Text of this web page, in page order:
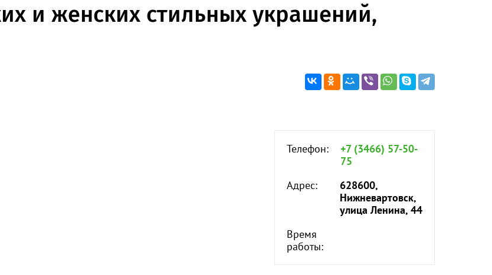
и женских стильных украшений,
Телефон:
+7 (3466) 57-50-
75
Адрес:
628600,
Нижневартовск,
улица Ленина, 44
Время
работы: